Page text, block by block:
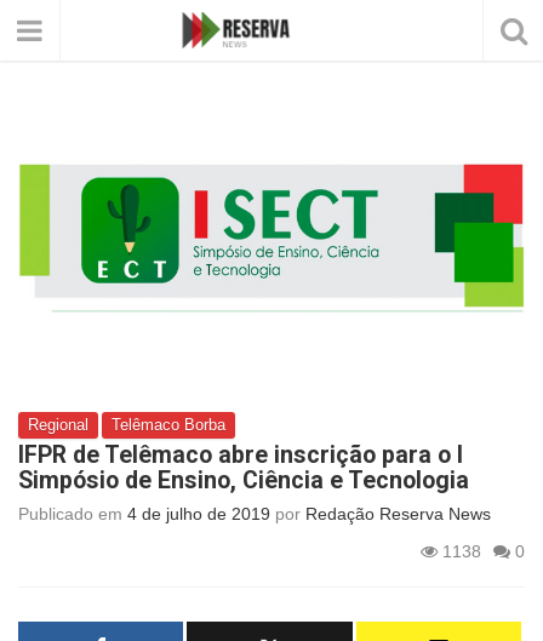
Regional Telêmaco Borba
IFPR de Telêmaco abre inscrição para o I
Simpósio de Ensino, Ciência e Tecnologia
Publicado em 4 de julho de 2019 por Redação Reserva News
1138
0